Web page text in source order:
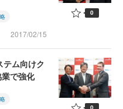
2017/02/15
0
ム向けク
で強化
0